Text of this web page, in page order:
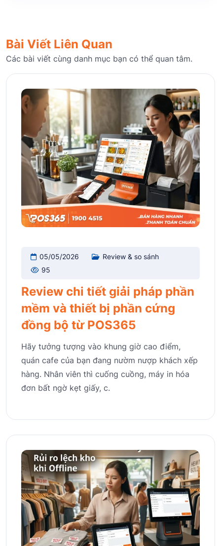
Bài Viết Liên Quan
Các bài viết cùng danh mục bạn có thể quan tâm.
05/05/2026
Review & so sánh
95
Review chi tiết giải pháp phần
mềm và thiết bị phần cứng
đồng bộ từ POS365
Hãy tưởng tượng vào khung giờ cao điểm,
quán cafe của bạn đang nườm nượp khách xếp
hàng. Nhân viên thì cuống cuồng, máy in hóa
đơn bất ngờ kẹt giấy, c.